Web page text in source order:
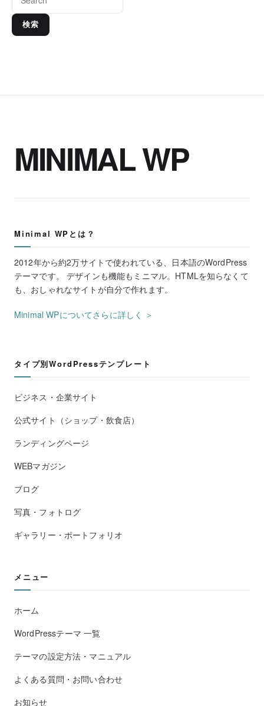
検索
MINIMAL WP
Minimal WPとは？
2012年から約2万サイトで使われている、日本語のWordPress
テーマです。 デザインも機能もミニマル。HTMLを知らなくて
も、おしゃれなサイトが自分で作れます。
Minimal WPについてさらに詳しく ＞
タイプ別WordPressテンプレート
ビジネス・企業サイト
公式サイト（ショップ・飲食店）
ランディングページ
WEBマガジン
ブログ
写真・フォトログ
ギャラリー・ポートフォリオ
メニュー
ホーム
WordPressテーマ 一覧
テーマの設定方法・マニュアル
よくある質問・お問い合わせ
お知らせ